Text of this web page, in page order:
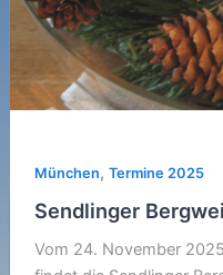
München, Termine 2025
Sendlinger
Vom 24. November